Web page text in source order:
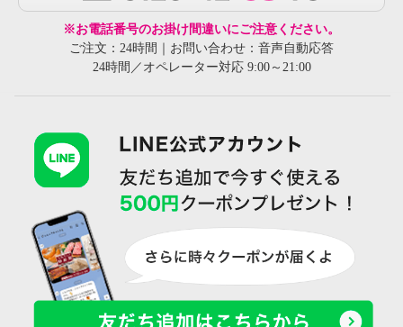
※お電話番号のお掛け間違いにご注意ください。
ご注文：24時間｜お問い合わせ：音声自動応答
24時間／オペレーター対応 9:00～21:00